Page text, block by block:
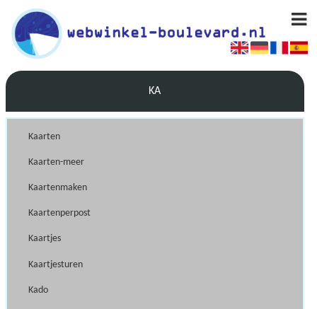
KA
Kaarten
Kaarten-meer
Kaartenmaken
Kaartenperpost
Kaartjes
Kaartjesturen
Kado